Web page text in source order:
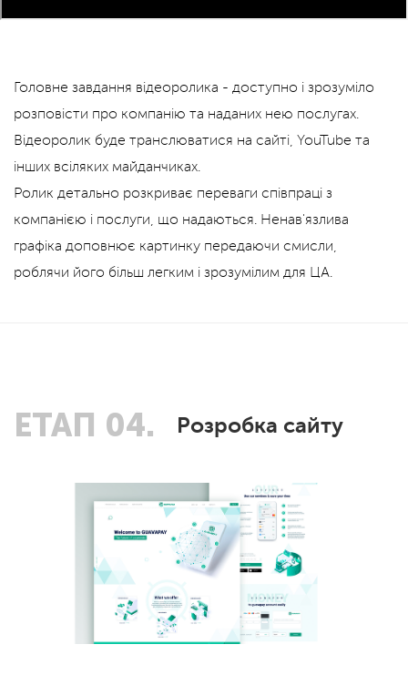
Головне завдання відеоролика - доступно і зрозуміло
розповісти про компанію та наданих нею послугах.
Відеоролик буде транслюватися на сайті, YouTube та
інших всіляких майданчиках.
Ролик детально розкриває переваги співпраці з
компанією і послуги, що надаються. Ненав'язлива
графіка доповнює картинку передаючи смисли,
роблячи його більш легким і зрозумілим для ЦА.
ЕТАП 04. Розробка сайту